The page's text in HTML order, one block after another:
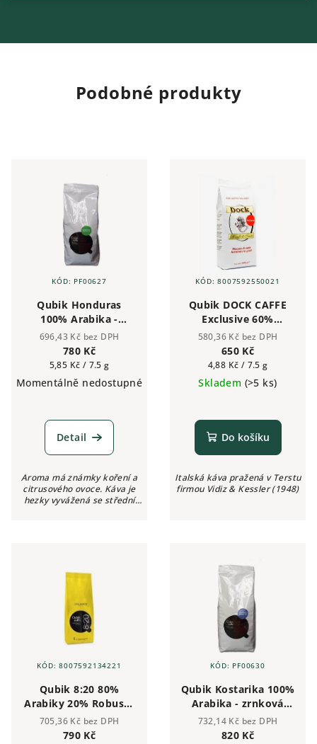
Podobné produkty
Qubik Honduras
100% Arabika -
zrnková káva 1 kg
696,43 Kč bez DPH
780 Kč
Měrná
cena:
5,85 Kč / 7.5 g
Momentálně nedostupné
Detail
Aroma má známky koření a
citrusového ovoce. Káva je
hezky vyvážená se střední
KÓD: PF00627
Qubik DOCK CAFFE
Exclusive 60%
Arabika 40% Robusta
zrnková káva 1kg
580,36 Kč bez DPH
650 Kč
Měrná
cena:
4,88 Kč / 7.5 g
Skladem (>5 ks)
Do košíku
Italská káva pražená v Terstu
firmou Vidiz & Kessler (1948)
KÓD:8007592550021
Qubik 8:20 80%
Arabiky 20% Robusty
zrnková káva 1kg
705,36 Kč bez DPH
790 Kč
KÓD:8007592134221
Qubik Kostarika 100%
Arabika - zrnková
káva 1 kg
732,14 Kč bez DPH
820 Kč
KÓD: PF00630